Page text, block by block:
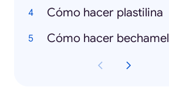
Cómo hacer plastilina
Cómo hacer bechamel